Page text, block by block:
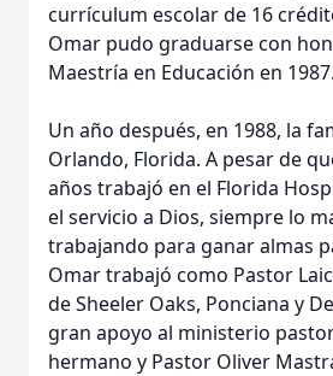
currículum escolar de 16
Omar pudo graduarse con
Maestría en Educación en 1987.
Un año después, en 1988, la
Orlando, Florida. A pesar de
años trabajó en el Florida
el servicio a Dios, siempre lo
trabajando para ganar almas
Omar trabajó como Pastor
de Sheeler Oaks, Ponciana y
gran apoyo al ministerio
hermano y Pastor Oliver